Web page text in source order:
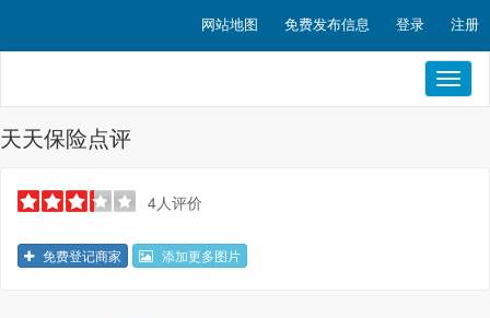
网站地图 免费发布信息 登录 注册
天天保险点评
4人评价
免费登记商家 添加更多图片